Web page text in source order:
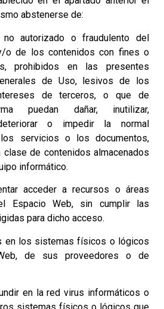
abstenerse de:
autorizado o fraudulento del
o de los contenidos con fines o
prohibidos en las presentes
de Uso, lesivos de los
de terceros, o que de
puedan dañar, inutilizar,
o impedir la normal
servicios o los documentos,
de contenidos almacenados
informático.
acceder a recursos o áreas
Espacio Web, sin cumplir las
para dicho acceso.
en los sistemas físicos o lógicos
de sus proveedores o de
en la red virus informáticos o